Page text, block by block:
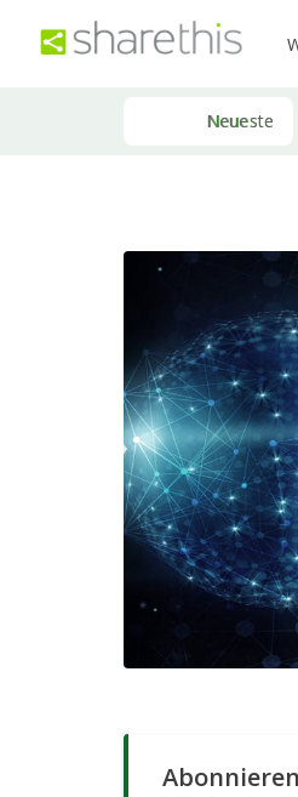
Neueste